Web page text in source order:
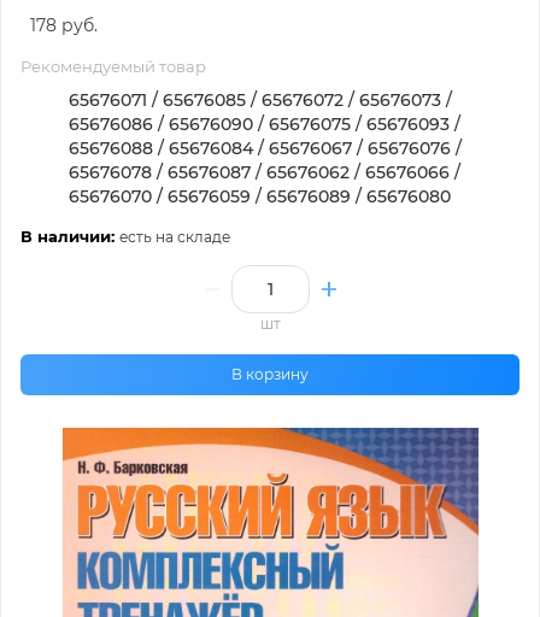
178 руб.
Рекомендуемый товар
65676071 / 65676085 / 65676072 / 65676073 /
65676086 / 65676090 / 65676075 / 65676093 /
65676088 / 65676084 / 65676067 / 65676076 /
65676078 / 65676087 / 65676062 / 65676066 /
65676070 / 65676059 / 65676089 / 65676080
В наличии: есть на складе
шт
В корзину